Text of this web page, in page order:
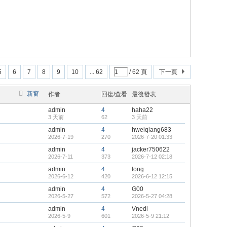
6 7 8 9 10 ... 62 / 62 頁 下一頁
新窗 作者 回復/查看 最後發表
admin
3 天前
4
62
haha22
3 天前
admin
2026-7-19
4
270
hweiqiang683
2026-7-20 01:33
admin
2026-7-11
4
373
jacker750622
2026-7-12 02:18
admin
2026-6-12
4
420
long
2026-6-12 12:15
admin
2026-5-27
4
572
G00
2026-5-27 04:28
admin
2026-5-9
4
601
Vnedi
2026-5-9 21:12